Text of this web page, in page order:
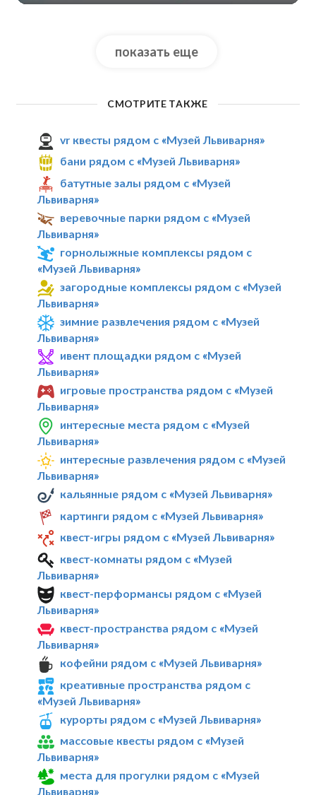
показать еще
СМОТРИТЕ ТАКЖЕ
vr квесты рядом с «Музей Львиварня»
бани рядом с «Музей Львиварня»
батутные залы рядом с «Музей
Львиварня»
веревочные парки рядом с «Музей
Львиварня»
горнолыжные комплексы рядом с
«Музей Львиварня»
загородные комплексы рядом с «Музей
Львиварня»
зимние развлечения рядом с «Музей
Львиварня»
ивент площадки рядом с «Музей
Львиварня»
игровые пространства рядом с «Музей
Львиварня»
интересные места рядом с «Музей
Львиварня»
интересные развлечения рядом с «Музей
Львиварня»
кальянные рядом с «Музей Львиварня»
картинги рядом с «Музей Львиварня»
квест-игры рядом с «Музей Львиварня»
квест-комнаты рядом с «Музей
Львиварня»
квест-перформансы рядом с «Музей
Львиварня»
квест-пространства рядом с «Музей
Львиварня»
кофейни рядом с «Музей Львиварня»
креативные пространства рядом с
«Музей Львиварня»
курорты рядом с «Музей Львиварня»
массовые квесты рядом с «Музей
Львиварня»
места для прогулки рядом с «Музей
Львиварня»